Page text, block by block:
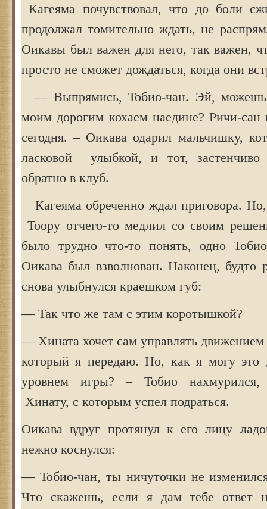
Кагеяма почувствовал, что до боли
продолжал томительно ждать, не
Оикавы был важен для него, так важен,
просто не сможет дождаться, когда они
— Выпрямись, Тобио-чан. Эй, можешь
моим дорогим кохаем наедине? Ричи-сан
сегодня. – Оикава одарил мальчишку,
ласковой улыбкой, и тот, застенчиво
обратно в клуб.
Кагеяма обреченно ждал приговора.
Тоору отчего-то медлил со своим
было трудно что-то понять, одно
Оикава был взволнован. Наконец, будто
снова улыбнулся краешком губ:
— Так что же там с этим коротышкой?
— Хината хочет сам управлять движением
который я передаю. Но, как я могу это
уровнем игры? – Тобио нахмурился,
Хинату, с которым успел подраться.
Оикава вдруг протянул к его лицу
нежно коснулся:
— Тобио-чан, ты ничуточки не
Что скажешь, если я дам тебе ответ